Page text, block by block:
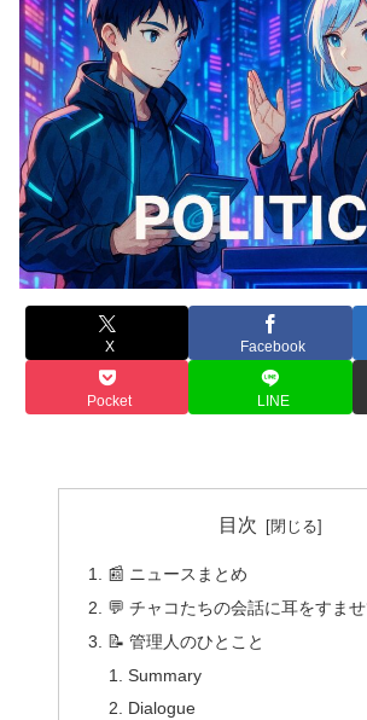
X Facebook
Pocket LINE
目次
📰 ニュースまとめ
💬 チャコたちの会話に耳をすま
📝 管理人のひとこと
Summary
Dialogue